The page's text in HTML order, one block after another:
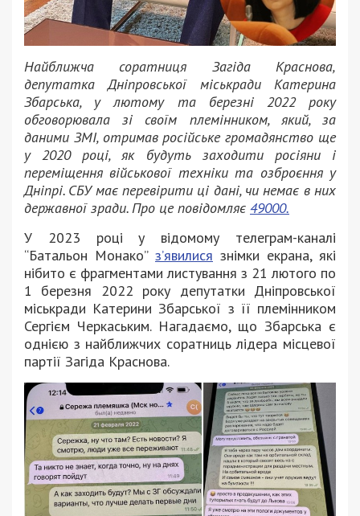
Найближча соратниця Загіда Краснова,
депутатка Дніпровської міськради Катерина
Збарська, у лютому та березні 2022 року
обговорювала зі своїм племінником, який, за
даними ЗМІ, отримав російське громадянство ще
у 2020 році, як будуть заходити росіяни і
переміщення військової техніки та озброєння у
Дніпрі. СБУ має перевірити ці дані, чи немає в них
державної зради. Про це повідомляє 49000.
У 2023 році у відомому телеграм-каналі
“Батальон Монако” з’явилися знімки екрана, які
нібито є фрагментами листування з 21 лютого по
1 березня 2022 року депутатки Дніпровської
міськради Катерини Збарської з її племінником
Сергієм Черкаським. Нагадаємо, що Збарська є
однією з найближчих соратниць лідера місцевої
партії Загіда Краснова.